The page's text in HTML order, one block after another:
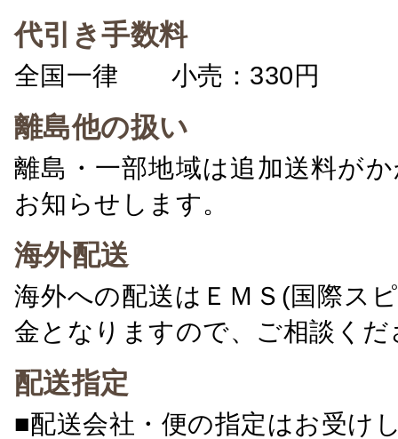
代引き手数料
全国一律 小売：330円 卸
離島他の扱い
離島・一部地域は追加送料が
お知らせします。
海外配送
海外への配送はＥＭＳ(国際ス
金となりますので、ご相談くだ
配送指定
■配送会社・便の指定はお受け